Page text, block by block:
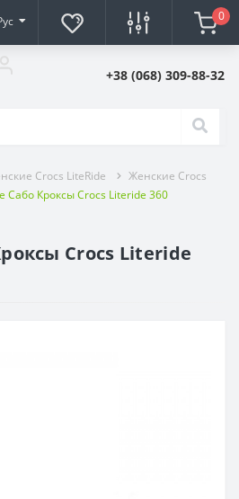
0
+38 (068) 309-88-32
Crocs LiteRide
Женские Crocs
Сабо Кроксы Crocs Literide 360
Crocs Literide